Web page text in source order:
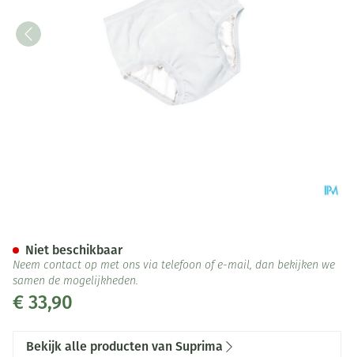
€ 33,90
Niet beschikbaar
Neem contact op met ons via telefoon of e-mail, dan bekijken we
samen de mogelijkheden.
Bekijk alle producten van Suprima